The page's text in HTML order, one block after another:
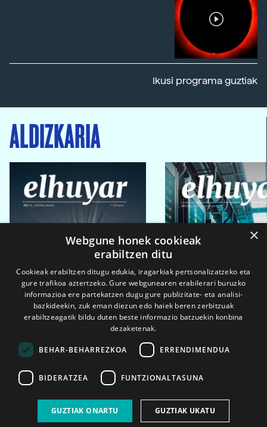
Ikusi programa guztiak
ALDIZKARIA
2026ko eka. 1a 2026ko mar. 1a
×
Webgune honek cookieak
erabiltzen ditu
Cookieak erabiltzen ditugu edukia, iragarkiak pertsonalizatzeko eta
gure trafikoa aztertzeko. Gure webgunearen erabilerari buruzko
informazioa ere partekatzen dugu gure publizitate- eta analisi-
bazkideekin, zuk eman diezun edo haiek beren zerbitzuak
erabiltzeagatik bildu duten beste informazio batzuekin konbina
dezaketenak.
BEHAR-BEHARREZKOA ERRENDIMENDUA
BIDERATZEA FUNTZIONALTASUNA
GUZTIAK ONARTU GUZTIAK UKATU